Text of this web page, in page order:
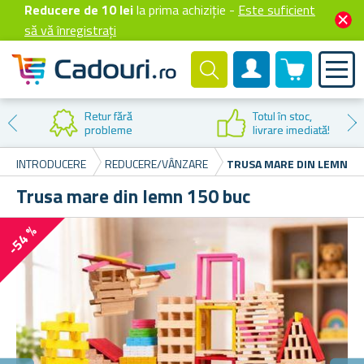
Reducere de 10 leila prima achiziție - Este suficient
să vă înregistrați
Cont client
0 produselor
Retur fără
probleme
Totul în stoc,
livrare imediată!
INTRODUCERE
REDUCERE/VÂNZARE TRUSA MARE DIN LEMN
Trusa mare din lemn 150 buc
-54 %